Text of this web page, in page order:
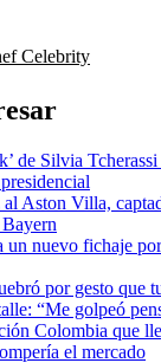
Celebrity
de Silvia
Aston Villa,
nuevo fichaje
por gesto que
“Me golpeó
Colombia que
el mercado